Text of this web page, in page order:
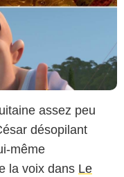
assez peu
désopilant
même
la voix dans Le